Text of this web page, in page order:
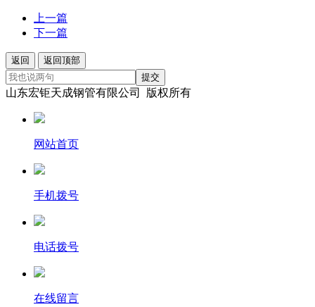
上一篇
下一篇
返回
返回顶部
提交
山东宏钜天成钢管有限公司 版权所有
网站首页
手机拨号
电话拨号
在线留言